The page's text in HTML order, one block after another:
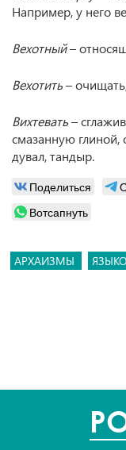
Например, у него
Вехотный–
Вехотить–
Вихтевать–
смазанную глиной,
дувал, тандыр.
Поделиться
Вотсапнуть
АРХАИЗМЫ